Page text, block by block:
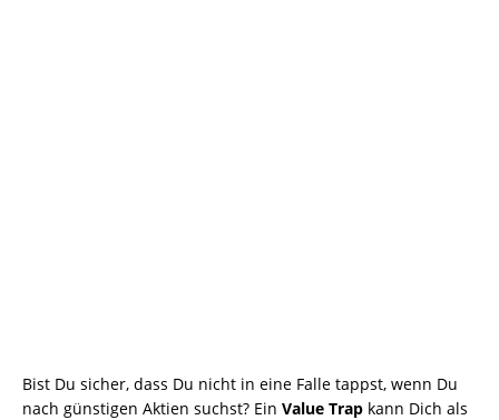
Bist Du sicher, dass Du nicht in eine Falle tappst, wenn Du
nach günstigen Aktien suchst? Ein Value Trap kann Dich als